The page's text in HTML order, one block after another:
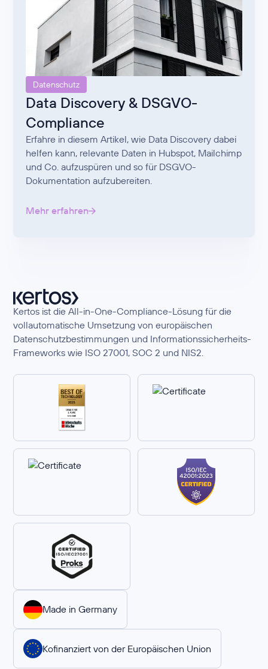
Datenschutz
Data Discovery & DSGVO-
Compliance
Erfahre in diesem Artikel, wie Data Discovery dabei
helfen kann, relevante Daten in Hubspot, Mailchimp
und Co. aufzuspüren und so für DSGVO-
Dokumentation aufzubereiten.
Mehr erfahren
Kertos ist die All-in-One-Compliance-Lösung für die
vollautomatische Umsetzung von europäischen
Datenschutzbestimmungen und Informationssicherheits-
Frameworks wie ISO 27001, SOC 2 und NIS2.
Made in Germany
Kofinanziert von der Europäischen Union